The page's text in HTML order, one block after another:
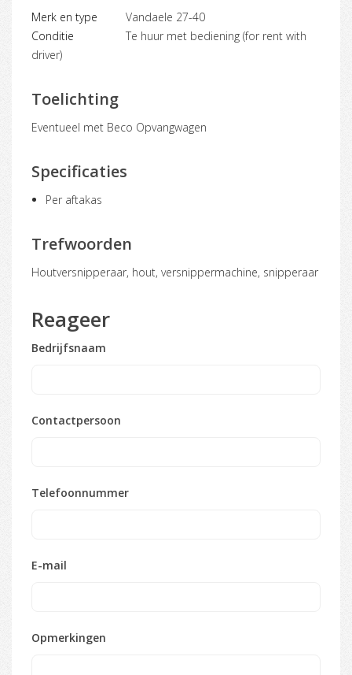
Merk en type
Vandaele 27-40
Conditie
Te huur met bediening (for rent with
driver)
Toelichting
Eventueel met Beco Opvangwagen
Specificaties
Per aftakas
Trefwoorden
houtversnipperaar, hout, versnippermachine, snipperaar
Reageer
Bedrijfsnaam
Contactpersoon
Telefoonnummer
E-mail
Opmerkingen